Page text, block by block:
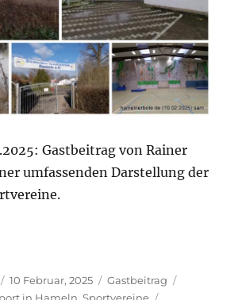
Gastbeitrag von Rainer
umfassenden Darstellung der
für Jugendliche in Hameln, Teil 3:
Veröffentlicht
am
10 Februar, 2025 Kategorien
Gastbeitrag
in Hameln,Sportvereine